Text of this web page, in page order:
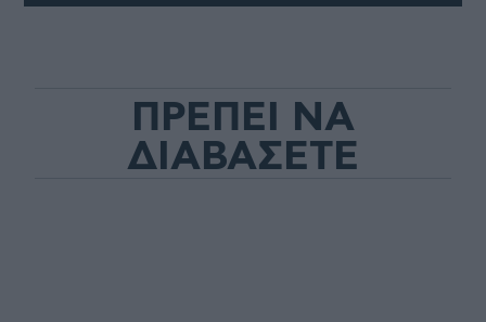
ΠΡΕΠΕΙ ΝΑ
ΔΙΑΒΑΣΕΤΕ